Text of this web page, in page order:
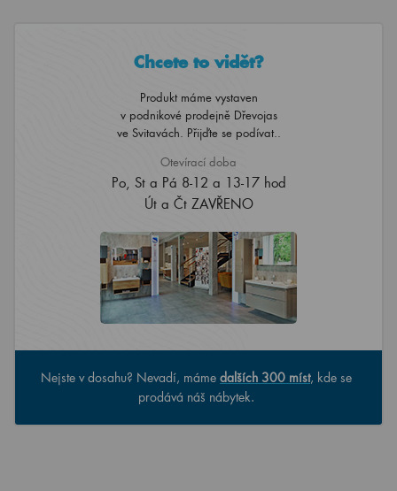
Chcete to vidět?
Produkt máme vystaven
v podnikové prodejně Dřevojas
ve Svitavách. Přijďte se podívat..
Otevírací doba
Po, St a Pá 8-12 a 13-17 hod
Út a Čt ZAVŘENO
Nejste v dosahu? Nevadí, máme dalších 300 míst, kde se
prodává náš nábytek.